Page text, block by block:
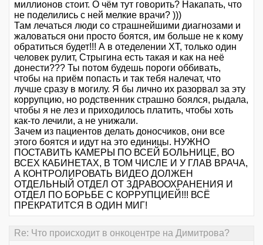
миллионов стоит. О чём тут говорить? Накапать, что
не поделились с ней мелкие врачи? )))
Там лечаться люди со страшнейшими диагнозами и
жаловаться они просто боятся, им больше не к кому
обратиться будет!!! А в отеделении ХТ, только один
человек рулит, Стрыгина есть такая и как на неё
донести??? Ты потом будешь пороги оббивать,
чтобы на приём попасть и так тебя налечат, что
лучше сразу в могилу. Я бы лично их разорвал за эту
коррупцию, но родственник страшно боялся, рыдала,
чтобы я не лез и приходилось платить, чтобы хоть
как-то лечили, а не унижали.
Зачем из пациентов делать доносчиков, они все
этого боятся и идут на это единицы. НУЖНО
ПОСТАВИТЬ КАМЕРЫ ПО ВСЕЙ БОЛЬНИЦЕ, ВО
ВСЕХ КАБИНЕТАХ, В ТОМ ЧИСЛЕ И У ГЛАВ ВРАЧА,
А КОНТРОЛИРОВАТЬ ВИДЕО ДОЛЖЕН
ОТДЕЛЬНЫЙ ОТДЕЛ ОТ ЗДРАВООХРАНЕНИЯ И
ОТДЕЛ ПО БОРЬБЕ С КОРРУПЦИЕЙ!!! ВСЁ
ПРЕКРАТИТСЯ В ОДИН МИГ!
Re: Что происходит в онкоцентре на Димитрова?